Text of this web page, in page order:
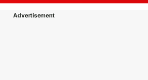
Advertisement